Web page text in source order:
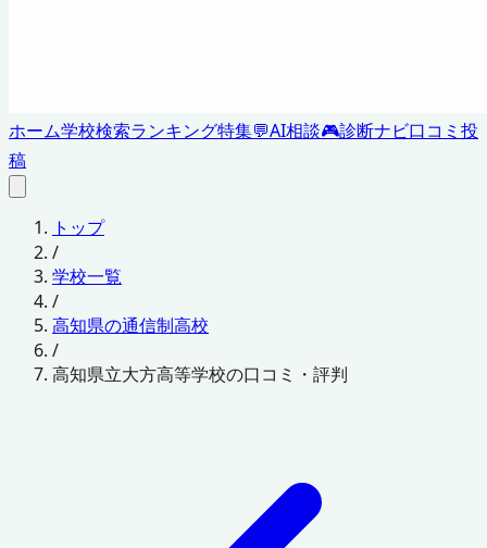
ホーム学校検索ランキング特集💬AI相談🎮診断ナビ口コミ投
稿
トップ
/
学校一覧
/
高知県の通信制高校
/
高知県立大方高等学校の口コミ・評判